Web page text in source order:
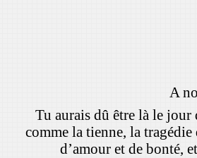
A
Tu aurais dû être là le
comme la tienne, la
d’amour et de bonté,